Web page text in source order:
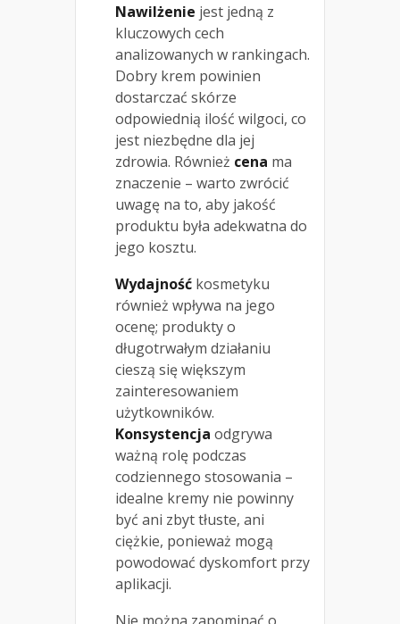
Nawilżenie jest jedną z
kluczowych cech
analizowanych w rankingach.
Dobry krem powinien
dostarczać skórze
odpowiednią ilość wilgoci, co
jest niezbędne dla jej
zdrowia. Również cena ma
znaczenie – warto zwrócić
uwagę na to, aby jakość
produktu była adekwatna do
jego kosztu.
Wydajność kosmetyku
również wpływa na jego
ocenę; produkty o
długotrwałym działaniu
cieszą się większym
zainteresowaniem
użytkowników.
Konsystencja odgrywa
ważną rolę podczas
codziennego stosowania –
idealne kremy nie powinny
być ani zbyt tłuste, ani
ciężkie, ponieważ mogą
powodować dyskomfort przy
aplikacji.